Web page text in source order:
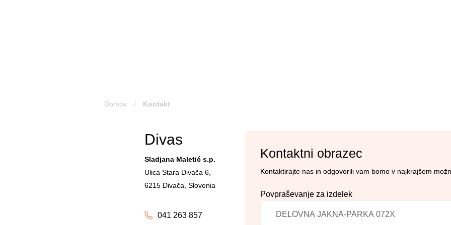
Domov / Kontakt
Divas
Sladjana Maletić s.p.
Ulica Stara Divača 6,
6215 Divača, Slovenia
041 263 857
Kontaktni obrazec
Kontaktirajte nas in odgovorili vam bomo v najkrajšem
Povpraševanje za izdelek